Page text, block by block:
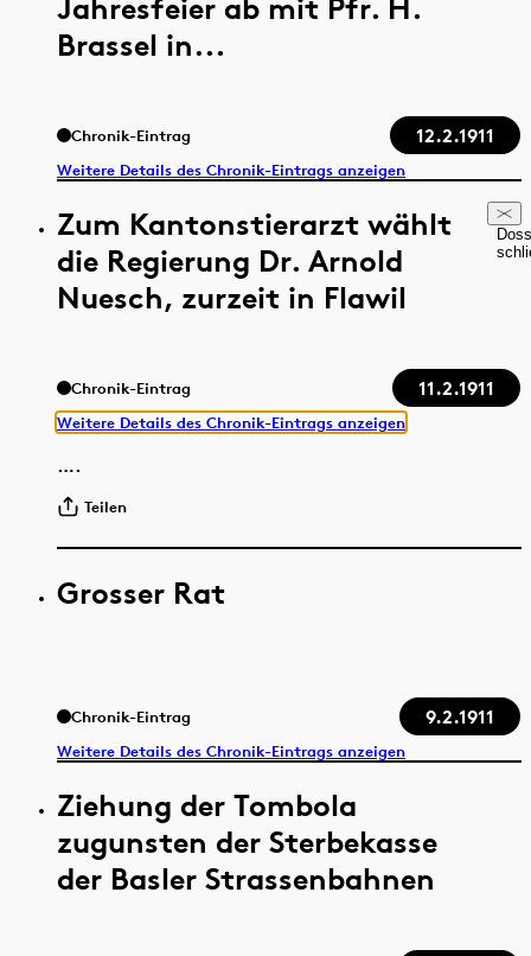
Jahresfeier ab mit Pfr. H.
Brassel in...
Chronik-Eintrag 12.2.1911
Weitere Details des Chronik-Eintrags anzeigen
Zum Kantonstierarzt wählt
die Regierung Dr. Arnold
Nuesch, zurzeit in Flawil
Chronik-Eintrag 11.2.1911
Weitere Details des Chronik-Eintrags anzeigen
….
Teilen
Grosser Rat
Chronik-Eintrag 9.2.1911
Weitere Details des Chronik-Eintrags anzeigen
Ziehung der Tombola
zugunsten der Sterbekasse
der Basler Strassenbahnen